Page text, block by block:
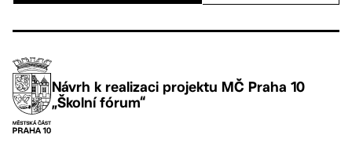
Návrh k realizaci projektu MČ Praha 10
„Školní fórum“